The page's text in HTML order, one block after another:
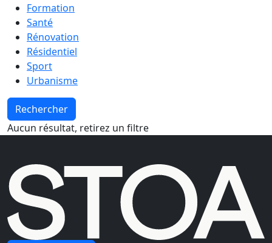
Formation
Santé
Rénovation
Résidentiel
Sport
Urbanisme
Aucun résultat, retirez un filtre